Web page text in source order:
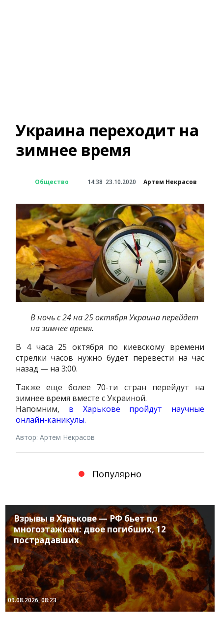
Украина переходит на
зимнее время
Общество 14:38 23.10.2020 Артем Некрасов
В ночь с 24 на 25 октября Украина перейдет
на зимнее время.
В 4 часа 25 октября по киевскому времени
стрелки часов нужно будет перевести на час
назад — на 3:00.
Также еще более 70-ти стран перейдут на
зимнее время вместе с Украиной.
Напомним, в Харькове пройдут научные
онлайн-каникулы.
Автор: Артем Некрасов
Популярно
Взрывы в Харькове — РФ бьет по
многоэтажкам: двое погибших, 12
пострадавших
09.08.2026, 08:23